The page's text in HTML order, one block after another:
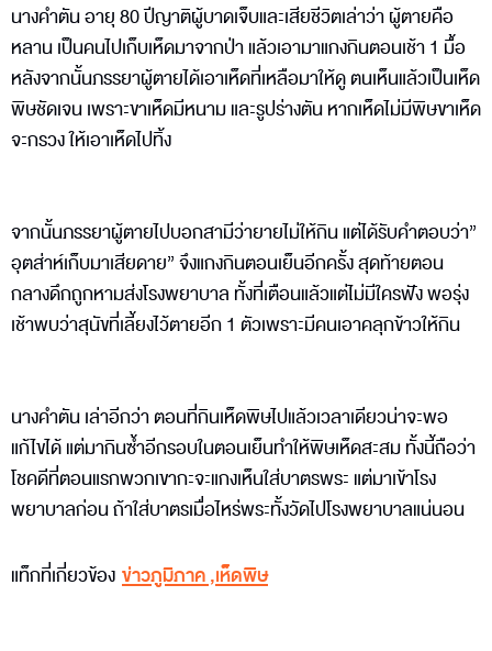
นางคำตัน อายุ 80 ปีญาติผู้บาดเจ็บและเสียชีวิตเล่าว่า ผู้ตายคือ
หลาน เป็นคนไปเก็บเห็ดมาจากป่า แล้วเอามาแกงกินตอนเช้า 1 มื้อ
หลังจากนั้นภรรยาผู้ตายได้เอาเห็ดที่เหลือมาให้ดู ตนเห็นแล้วเป็นเห็ด
พิษชัดเจน เพราะขาเห็ดมีหนาม และรูปร่างตัน หากเห็ดไม่มีพิษขาเห็ด
จะกรวง ให้เอาเห็ดไปทิ้ง
จากนั้นภรรยาผู้ตายไปบอกสามีว่ายายไม่ให้กิน แต่ได้รับคำตอบว่า”
อุตส่าห์เก็บมาเสียดาย” จึงแกงกินตอนเย็นอีกครั้ง สุดท้ายตอน
กลางดึกถูกหามส่งโรงพยาบาล ทั้งที่เตือนแล้วแต่ไม่มีใครฟัง พอรุ่ง
เช้าพบว่าสุนัขที่เลี้ยงไว้ตายอีก 1 ตัวเพราะมีคนเอาคลุกข้าวให้กิน
นางคำตัน เล่าอีกว่า ตอนที่กินเห็ดพิษไปแล้วเวลาเดียวน่าจะพอ
แก้ไขได้ แต่มากินซ้ำอีกรอบในตอนเย็นทำให้พิษเห็ดสะสม ทั้งนี้ถือว่า
โชคดีที่ตอนแรกพวกเขากะจะแกงเห็นใส่บาตรพระ แต่มาเข้าโรง
พยาบาลก่อน ถ้าใส่บาตรเมื่อไหร่พระทั้งวัดไปโรงพยาบาลแน่นอน
แท็กที่เกี่ยวข้อง ข่าวภูมิภาค,เห็ดพิษ